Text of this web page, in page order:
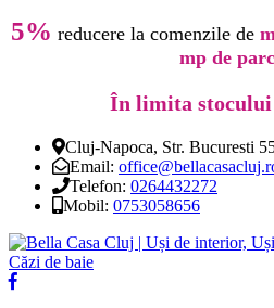
5% reducere la comenzile de
mp de
În limita
Cluj-Napoca, Str. Bucuresti
Email:
Telefon: 0264432272
Mobil: 0753058656